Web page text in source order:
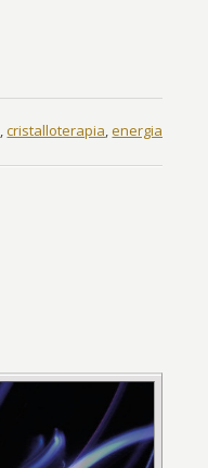
,cristalloterapia,energia